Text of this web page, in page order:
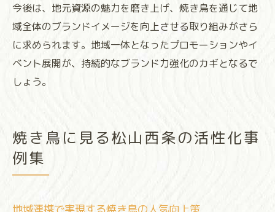
今後は、地元資源の魅力を磨き上げ、焼き鳥を通じて地
域全体のブランドイメージを向上させる取り組みがさら
に求められます。地域一体となったプロモーションやイ
ベント展開が、持続的なブランド力強化のカギとなるで
しょう。
焼き鳥に見る松山西条の活性化事
例集